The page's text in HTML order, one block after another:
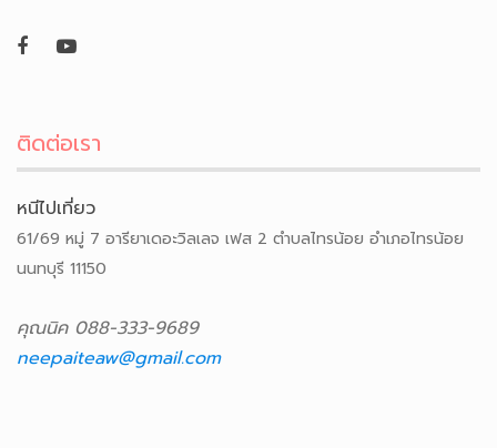
ติดต่อเรา
หนีไปเที่ยว
61/69 หมู่ 7 อารียาเดอะวิลเลจ เฟส 2 ตำบลไทรน้อย อำเภอไทรน้อย
นนทบุรี 11150
คุณนิค 088-333-9689
neepaiteaw@gmail.com